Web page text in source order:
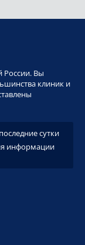
России. Вы
клиник и
сутки
информации